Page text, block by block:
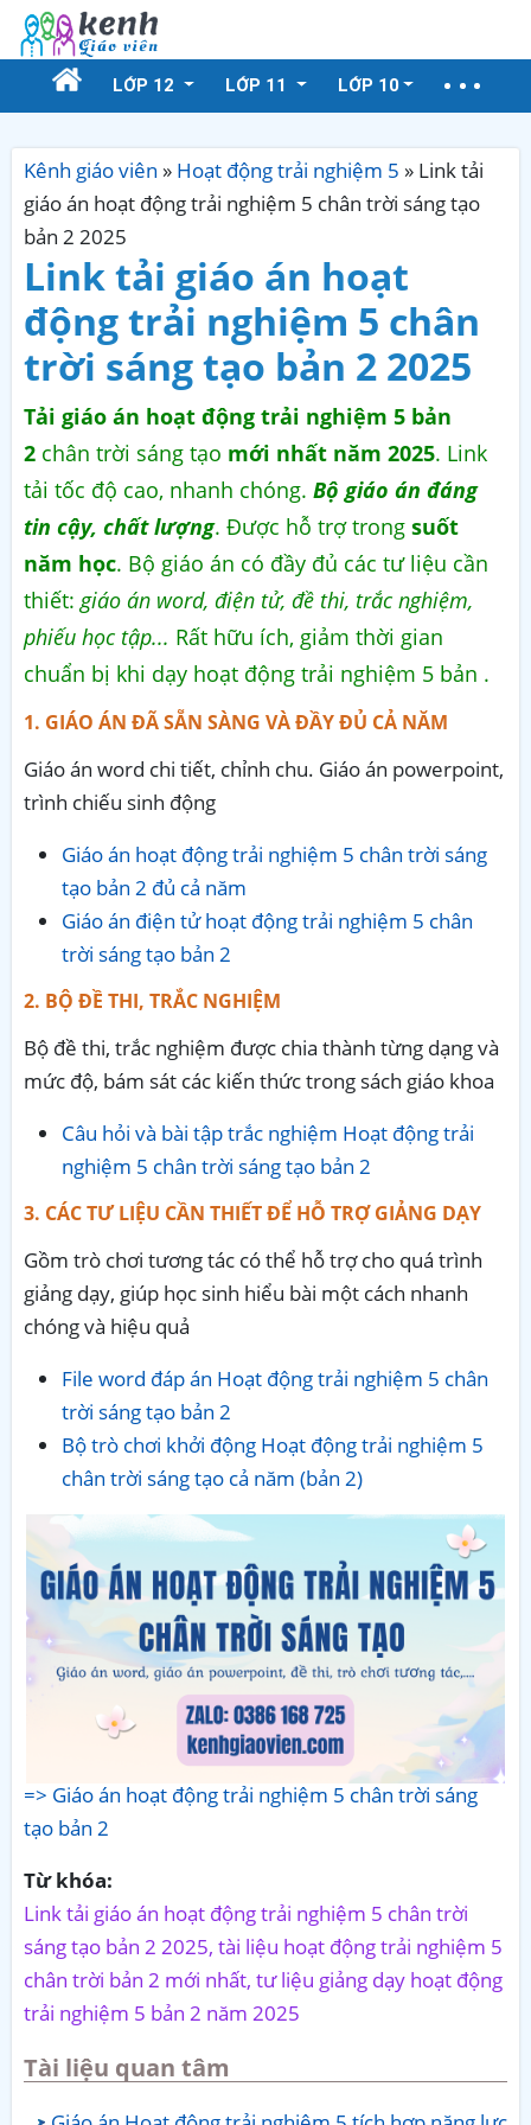
LỚP 12 LỚP 11 LỚP 10
Kênh giáo viên » Hoạt động trải nghiệm 5 » Link tải
giáo án hoạt động trải nghiệm 5 chân trời sáng tạo
bản 2 2025
Link tải giáo án hoạt
động trải nghiệm 5 chân
trời sáng tạo bản 2 2025
Tải giáo án hoạt động trải nghiệm 5 bản
2 chân trời sáng tạo mới nhất năm 2025. Link
tải tốc độ cao, nhanh chóng. Bộ giáo án đáng
tin cậy, chất lượng. Được hỗ trợ trong suốt
năm học. Bộ giáo án có đầy đủ các tư liệu cần
thiết:giáo án word, điện tử, đề thi, trắc nghiệm,
phiếu học tập... Rất hữu ích, giảm thời gian
chuẩn bị khi dạy hoạt động trải nghiệm 5 bản .
1. GIÁO ÁN ĐÃ SẴN SÀNG VÀ ĐẦY ĐỦ CẢ NĂM
Giáo án word chi tiết, chỉnh chu. Giáo án powerpoint,
trình chiếu sinh động
Giáo án hoạt động trải nghiệm 5 chân trời sáng
tạo bản 2 đủ cả năm
Giáo án điện tử hoạt động trải nghiệm 5 chân
trời sáng tạo bản 2
2. BỘ ĐỀ THI, TRẮC NGHIỆM
Bộ đề thi, trắc nghiệm được chia thành từng dạng và
mức độ, bám sát các kiến thức trong sách giáo khoa
Câu hỏi và bài tập trắc nghiệm Hoạt động trải
nghiệm 5 chân trời sáng tạo bản 2
3. CÁC TƯ LIỆU CẦN THIẾT ĐỂ HỖ TRỢ GIẢNG DẠY
Gồm trò chơi tương tác có thể hỗ trợ cho quá trình
giảng dạy, giúp học sinh hiểu bài một cách nhanh
chóng và hiệu quả
File word đáp án Hoạt động trải nghiệm 5 chân
trời sáng tạo bản 2
Bộ trò chơi khởi động Hoạt động trải nghiệm 5
chân trời sáng tạo cả năm (bản 2)
=> Giáo án hoạt động trải nghiệm 5 chân trời sáng
tạo bản 2
Từ khóa:
Link tải giáo án hoạt động trải nghiệm 5 chân trời
sáng tạo bản 2 2025, tài liệu hoạt động trải nghiệm 5
chân trời bản 2 mới nhất, tư liệu giảng dạy hoạt động
trải nghiệm 5 bản 2 năm 2025
Tài liệu quan tâm